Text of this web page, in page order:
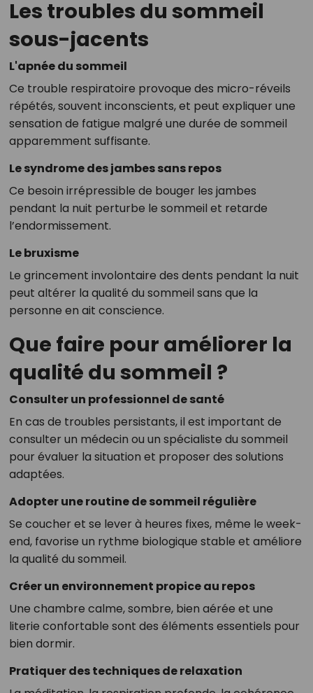
Les troubles du sommeil
sous-jacents
L'apnée du sommeil
Ce trouble respiratoire provoque des micro-réveils
répétés, souvent inconscients, et peut expliquer une
sensation de fatigue malgré une durée de sommeil
apparemment suffisante.
Le syndrome des jambes sans repos
Ce besoin irrépressible de bouger les jambes
pendant la nuit perturbe le sommeil et retarde
l’endormissement.
Le bruxisme
Le grincement involontaire des dents pendant la nuit
peut altérer la qualité du sommeil sans que la
personne en ait conscience.
Que faire pour améliorer la
qualité du sommeil ?
Consulter un professionnel de santé
En cas de troubles persistants, il est important de
consulter un médecin ou un spécialiste du sommeil
pour évaluer la situation et proposer des solutions
adaptées.
Adopter une routine de sommeil régulière
Se coucher et se lever à heures fixes, même le week-
end, favorise un rythme biologique stable et améliore
la qualité du sommeil.
Créer un environnement propice au repos
Une chambre calme, sombre, bien aérée et une
literie confortable sont des éléments essentiels pour
bien dormir.
Pratiquer des techniques de relaxation